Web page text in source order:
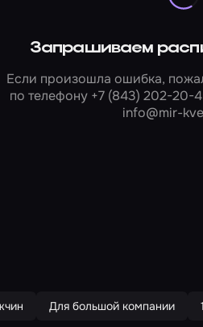
Запрашиваем
Если произошла ошибка,
по телефону +7 (843) 202-20-
info@mir-
Для большой компании